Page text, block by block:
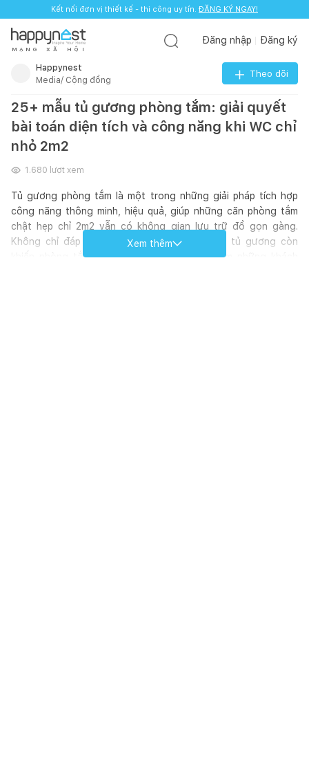
Kết nối đơn vị thiết kế - thi công uy tín. ĐĂNG KÝ NGAY!
M Ạ N G X Ã H Ộ I
Đăng nhập Đăng ký
Happynest
Media/ Cộng đồng
Theo dõi
25+ mẫu tủ gương phòng tắm: giải quyết
bài toán diện tích và công năng khi WC chỉ
nhỏ 2m2
1.680 lượt xem
Tủ gương phòng tắm là một trong những giải pháp tích hợp
công năng thông minh, hiệu quả, giúp những căn phòng tắm
chật hẹp chỉ 2m2 vẫn có không gian lưu trữ đồ gọn gàng.
Không chỉ đáp ứng công năng, những chiếc tủ gương còn
khiến phòng tắm nhà bạn sang xịn chẳng kém những khách
Xem thêm